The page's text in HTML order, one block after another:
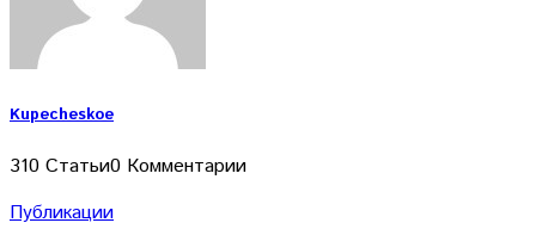
Kupecheskoe
310 Статьи0 Комментарии
Публикации